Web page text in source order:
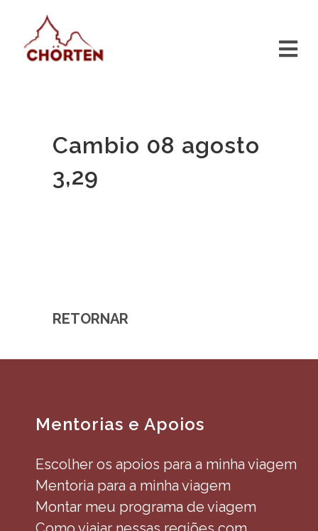
Cambio 08 agosto
3,29
RETORNAR
Mentorias e Apoios
Escolher os apoios para a minha viagem
Mentoria para a minha viagem
Montar meu programa de viagem